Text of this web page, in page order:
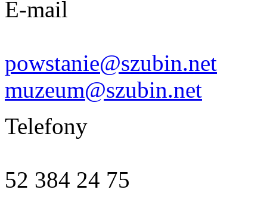
E-mail
powstanie@szubin.net
muzeum@szubin.net
Telefony
52 384 24 75